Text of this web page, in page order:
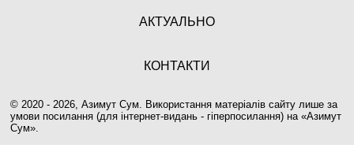
АКТУАЛЬНО
КОНТАКТИ
© 2020 - 2026, Азимут Сум. Використання матеріалів сайту лише за
умови посилання (для інтернет-видань - гіперпосилання) на «Азимут
Сум».